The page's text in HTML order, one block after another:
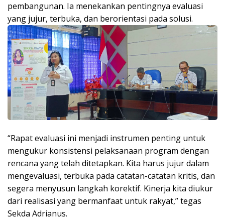
pembangunan. Ia menekankan pentingnya evaluasi
yang jujur, terbuka, dan berorientasi pada solusi.
“Rapat evaluasi ini menjadi instrumen penting untuk
mengukur konsistensi pelaksanaan program dengan
rencana yang telah ditetapkan. Kita harus jujur dalam
mengevaluasi, terbuka pada catatan-catatan kritis, dan
segera menyusun langkah korektif. Kinerja kita diukur
dari realisasi yang bermanfaat untuk rakyat,” tegas
Sekda Adrianus.